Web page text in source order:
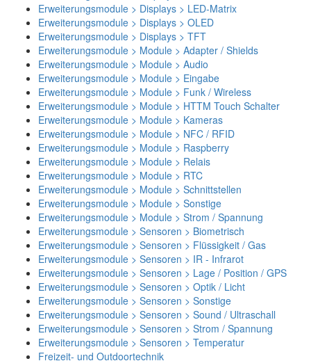
Erweiterungsmodule > Displays > LED-Matrix
Erweiterungsmodule > Displays > OLED
Erweiterungsmodule > Displays > TFT
Erweiterungsmodule > Module > Adapter / Shields
Erweiterungsmodule > Module > Audio
Erweiterungsmodule > Module > Eingabe
Erweiterungsmodule > Module > Funk / Wireless
Erweiterungsmodule > Module > HTTM Touch Schalter
Erweiterungsmodule > Module > Kameras
Erweiterungsmodule > Module > NFC / RFID
Erweiterungsmodule > Module > Raspberry
Erweiterungsmodule > Module > Relais
Erweiterungsmodule > Module > RTC
Erweiterungsmodule > Module > Schnittstellen
Erweiterungsmodule > Module > Sonstige
Erweiterungsmodule > Module > Strom / Spannung
Erweiterungsmodule > Sensoren > Biometrisch
Erweiterungsmodule > Sensoren > Flüssigkeit / Gas
Erweiterungsmodule > Sensoren > IR - Infrarot
Erweiterungsmodule > Sensoren > Lage / Position / GPS
Erweiterungsmodule > Sensoren > Optik / Licht
Erweiterungsmodule > Sensoren > Sonstige
Erweiterungsmodule > Sensoren > Sound / Ultraschall
Erweiterungsmodule > Sensoren > Strom / Spannung
Erweiterungsmodule > Sensoren > Temperatur
Freizeit- und Outdoortechnik